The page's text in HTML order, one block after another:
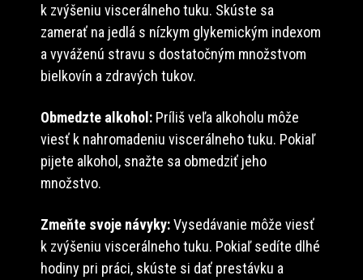
k zvýšeniu viscerálneho tuku. Skúste sa
zamerať na jedlá s nízkym glykemickým indexom
a vyváženú stravu s dostatočným množstvom
bielkovín a zdravých tukov.
Obmedzte alkohol: Príliš veľa alkoholu môže
viesť k nahromadeniu viscerálneho tuku. Pokiaľ
pijete alkohol, snažte sa obmedziť jeho
množstvo.
Zmeňte svoje návyky:Vysedávanie môže viesť
k zvýšeniu viscerálneho tuku. Pokiaľ sedíte dlhé
hodiny pri práci, skúste si dať prestávku a